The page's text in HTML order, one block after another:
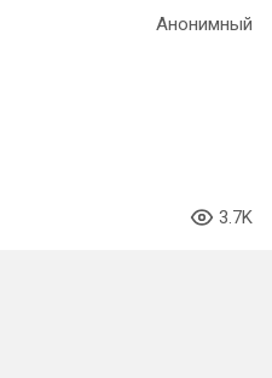
Анонимный
3.7K